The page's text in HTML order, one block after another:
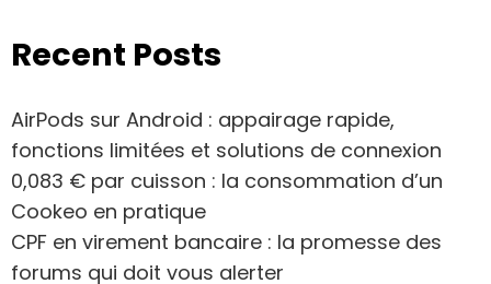
Recent Posts
AirPods sur Android : appairage rapide,
fonctions limitées et solutions de connexion
0,083 € par cuisson : la consommation d’un
Cookeo en pratique
CPF en virement bancaire : la promesse des
forums qui doit vous alerter